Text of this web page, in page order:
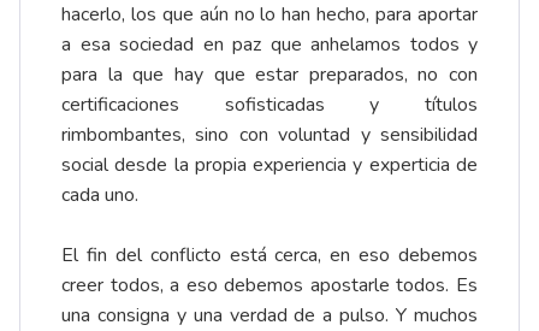
hacerlo, los que aún no lo han hecho, para aportar
a esa sociedad en paz que anhelamos todos y
para la que hay que estar preparados, no con
certificaciones sofisticadas y títulos
rimbombantes, sino con voluntad y sensibilidad
social desde la propia experiencia y experticia de
cada uno.
El fin del conflicto está cerca, en eso debemos
creer todos, a eso debemos apostarle todos. Es
una consigna y una verdad de a pulso. Y muchos